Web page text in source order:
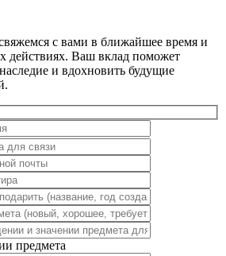
с вами в ближайшее время и
действиях. Ваш вклад поможет
и вдохновить будущие
предмета